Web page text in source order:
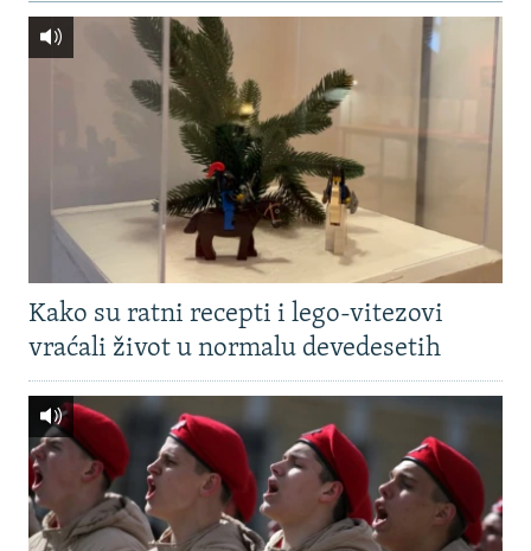
Kako su ratni recepti i lego-vitezovi
vraćali život u normalu devedesetih